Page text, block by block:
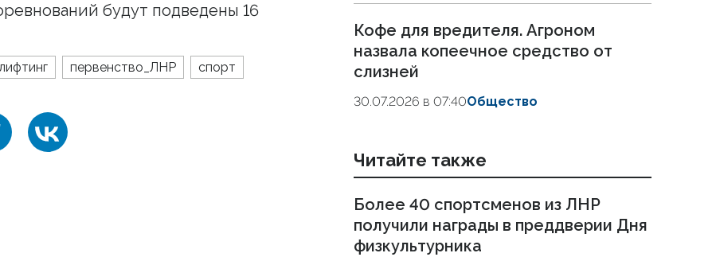
будут подведены 16
первенство_ЛНР спорт
Кофе для вредителя. Агроном
назвала копеечное средство от
слизней
30.07.2026 в 07:40Общество
Читайте также
Более 40 спортсменов из ЛНР
получили награды в преддверии Дня
физкультурника